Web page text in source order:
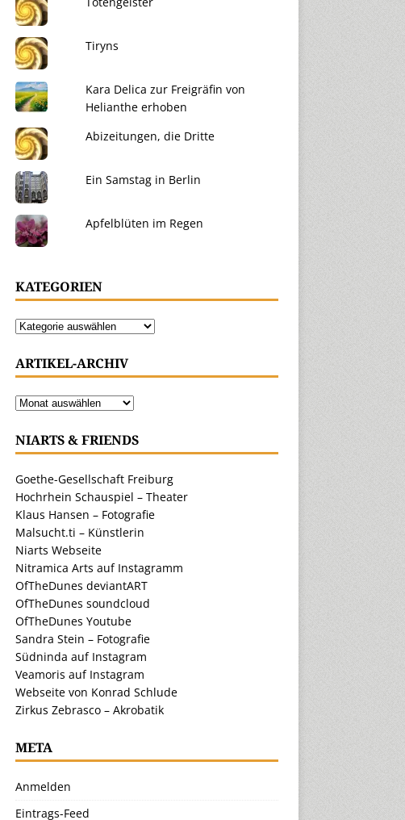
Tiryns
Kara Delica zur Freigräfin von
Helianthe erhoben
Abizeitungen, die Dritte
Ein Samstag in Berlin
Apfelblüten im Regen
KATEGORIEN
ARTIKEL-ARCHIV
NIARTS & FRIENDS
Goethe-Gesellschaft Freiburg
Hochrhein Schauspiel – Theater
Klaus Hansen – Fotografie
Malsucht.ti – Künstlerin
Niarts Webseite
Nitramica Arts auf Instagramm
OfTheDunes deviantART
OfTheDunes soundcloud
OfTheDunes Youtube
Sandra Stein – Fotografie
Südninda auf Instagram
Veamoris auf Instagram
Webseite von Konrad Schlude
Zirkus Zebrasco – Akrobatik
META
Anmelden
Eintrags-Feed